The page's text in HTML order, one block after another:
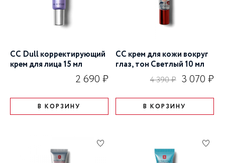
CC Dull корректирующий
крем для лица 15 мл
2 690 ₽
В КОРЗИНУ
CC крем для кожи вокруг
глаз, тон Светлый 10 мл
4 390 ₽ 3 070 ₽
В КОРЗИНУ